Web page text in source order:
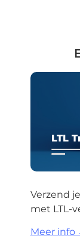
LTL
Verzend
met LTL-
Meer info